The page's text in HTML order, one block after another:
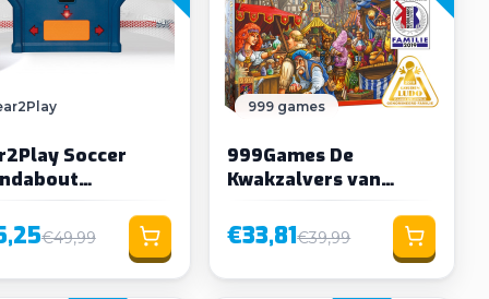
Soccer
€49,99
999 games
999Games De
Kwakzalvers van
Kakelenburg
€33,81€39,99